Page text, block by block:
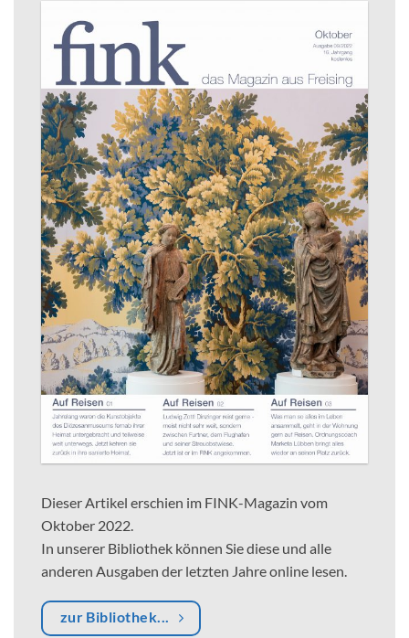
Dieser Artikel erschien im FINK-Magazin vom
Oktober 2022.
In unserer Bibliothek können Sie diese und alle
anderen Ausgaben der letzten Jahre online lesen.
zur Bibliothek...